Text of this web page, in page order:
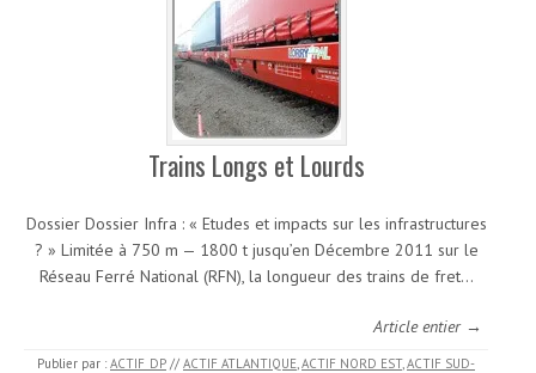
Trains Longs et Lourds
Dossier Dossier Infra : « Etudes et impacts sur les infrastructures
? » Limitée à 750 m — 1800 t jusqu’en Décembre 2011 sur le
Réseau Ferré National (RFN), la longueur des trains de fret…
Article entier →
Publier par : ACTIF_DP // ACTIF ATLANTIQUE ACTIF NORD EST, ACTIF SUD-